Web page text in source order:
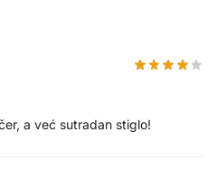
a već sutradan stiglo!